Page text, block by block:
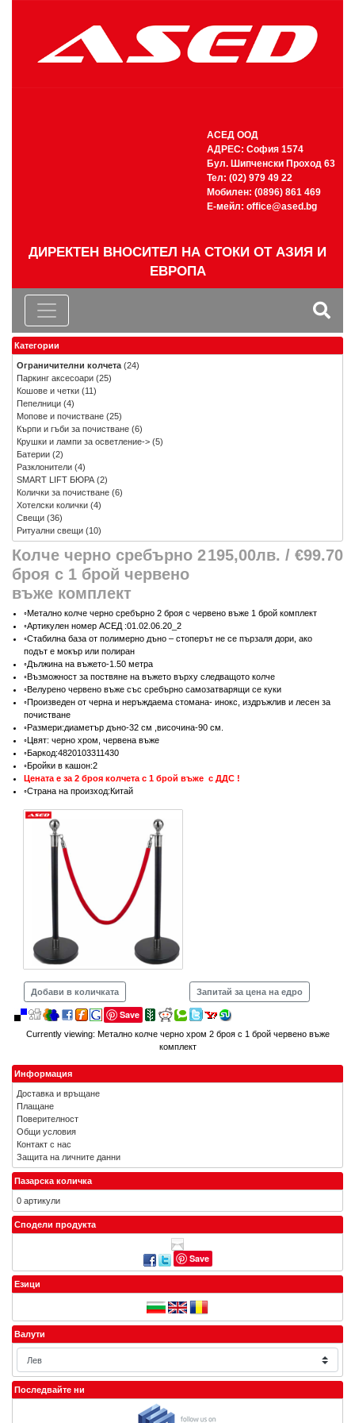
АСЕД ООД
АДРЕС: София 1574
Бул. Шипченски Проход 63
Тел: (02) 979 49 22
Мобилен: (0896) 861 469
Е-мейл: office@ased.bg
ДИРЕКТЕН ВНОСИТЕЛ НА СТОКИ ОТ АЗИЯ И
ЕВРОПА
195,00лв. / €99.70
Колче черно сребърно 2
броя с 1 брой червено
въже комплект
◦Метално колче черно сребърно 2 броя с червено въже 1 брой комплект
◦Артикулен номер АСЕД :01.02.06.20_2
◦Стабилна база от полимерно дъно – стоперът не се пързаля дори, ако
подът е мокър или полиран
◦Дължина на въжето-1.50 метра
◦Възможност за поствяне на въжето върху следващото колче
◦Велурено червено въже със сребърно самозатварящи се куки
◦Произведен от черна и неръждаема стомана- инокс, издръжлив и лесен за
почистване
◦Размери:диаметър дъно-32 см ,височина-90 см.
◦Цвят: черно хром, червена въже
◦Баркод:4820103311430
◦Бройки в кашон:2
Цената е за 2 броя колчета с 1 брой въже с ДДС !
◦Страна на произход:Китай
Добави в количката Запитай за цена на едро
Save
Currently viewing: Метално колче черно хром 2 броя с 1 брой червено въже
комплект
Категории
Ограничителни колчета(24)
Паркинг аксесоари (25)
Кошове и четки (11)
Пепелници (4)
Мопове и почистване (25)
Кърпи и гъби за почистване (6)
Крушки и лампи за осветление-> (5)
Батерии (2)
Разклонители (4)
SMART LIFT БЮРА(2)
Колички за почистване (6)
Хотелски колички (4)
Свещи (36)
Ритуални свещи (10)
Информация
Доставка и връщане
Плащане
Поверителност
Общи условия
Контакт с нас
Защита на личните данни
Пазарска количка
0 артикули
Сподели продукта
Save
Езици
Валути
Последвайте ни